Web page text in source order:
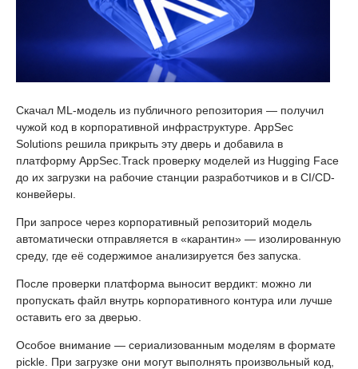
Скачал ML-модель из публичного репозитория — получил
чужой код в корпоративной инфраструктуре. AppSec
Solutions решила прикрыть эту дверь и добавила в
платформу AppSec.Track проверку моделей из Hugging Face
до их загрузки на рабочие станции разработчиков и в CI/CD-
конвейеры.
При запросе через корпоративный репозиторий модель
автоматически отправляется в «карантин» — изолированную
среду, где её содержимое анализируется без запуска.
После проверки платформа выносит вердикт: можно ли
пропускать файл внутрь корпоративного контура или лучше
оставить его за дверью.
Особое внимание — сериализованным моделям в формате
pickle. При загрузке они могут выполнять произвольный код,